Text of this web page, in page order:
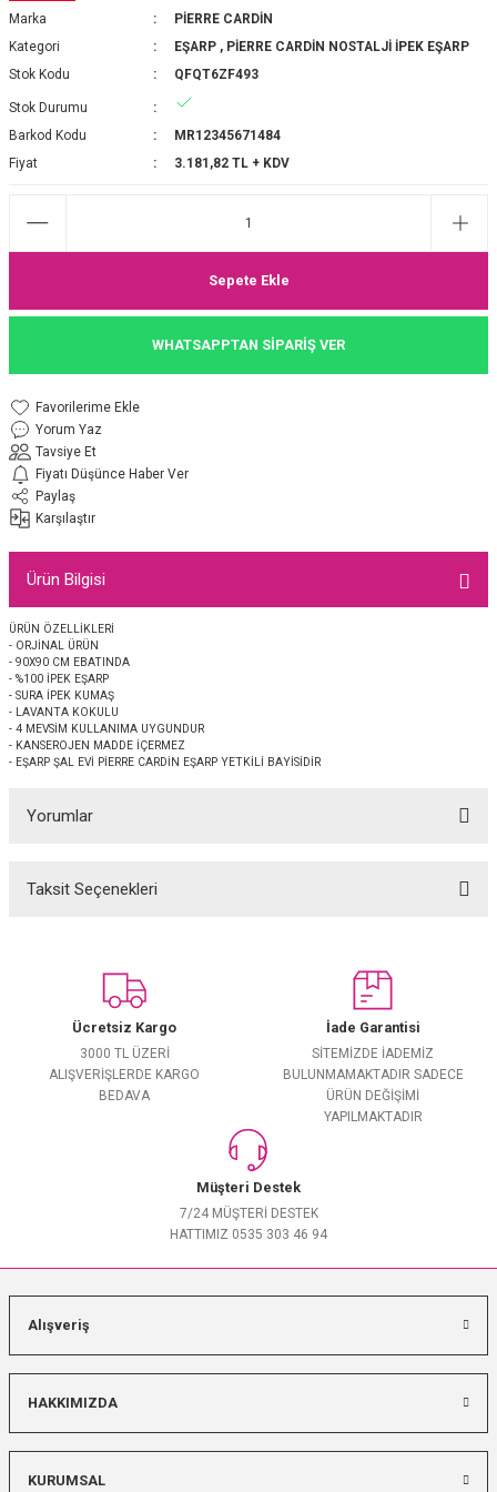
2025-2026 SONBAHAR KIŞ
JAKAR EŞARP
PAMUK EŞARP
İPEK EŞARP
EŞARP 2025-2026 SONBAHAR KIŞ
EŞARP
ŞAL
MEDİNE İPEĞİ ŞAL
ŞAL
JAKAR ŞAL
İpek Koton Şal
Marka
PİERRE CARDİN
Kategori
EŞARP , PİERRE CARDİN NOSTALJİ İPEK EŞARP
Stok Kodu
QFQT6ZF493
Stok Durumu
Barkod Kodu
MR12345671484
Fiyat
3.181,82 TL + KDV
Sepete Ekle
WHATSAPPTAN SİPARİŞ VER
Yorum Yaz
Tavsiye Et
Fiyatı Düşünce Haber Ver
Paylaş
Karşılaştır
Ürün Bilgisi
ÜRÜN ÖZELLİKLERİ
- ORJİNAL ÜRÜN
- 90X90 CM EBATINDA
- %100 İPEK EŞARP
- SURA İPEK KUMAŞ
- LAVANTA KOKULU
- 4 MEVSİM KULLANIMA UYGUNDUR
- KANSEROJEN MADDE İÇERMEZ
- EŞARP ŞAL EVİ PİERRE CARDİN EŞARP YETKİLİ BAYİSİDİR
Yorumlar
Taksit Seçenekleri
Ücretsiz Kargo
3000 TL ÜZERİ
ALIŞVERİŞLERDE KARGO
BEDAVA
İade Garantisi
SİTEMİZDE İADEMİZ
BULUNMAMAKTADIR SADECE
ÜRÜN DEĞİŞİMİ
YAPILMAKTADIR
Müşteri Destek
7/24 MÜŞTERİ DESTEK
HATTIMIZ 0535 303 46 94
Alışveriş
HAKKIMIZDA
KURUMSAL